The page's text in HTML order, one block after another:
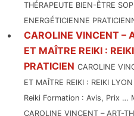
THÉRAPEUTE BIEN-ÊTRE
ENERGÉTICIENNE
CAROLINE VINCENT –
ET MAÎTRE REIKI :
PRATICIEN CAROLINE
ET MAÎTRE REIKI : REIKI
Reiki Formation : Avis, Prix …
CAROLINE VINCENT – ART-